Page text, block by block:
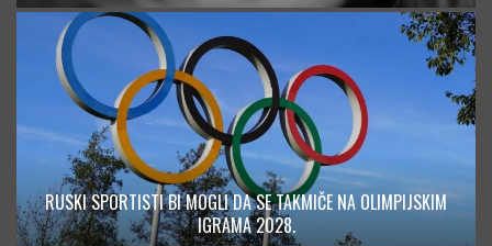
RUSKI SPORTISTI BI MOGLI DA SE TAKMIČE NA OLIMPIJSKIM
IGRAMA 2028.